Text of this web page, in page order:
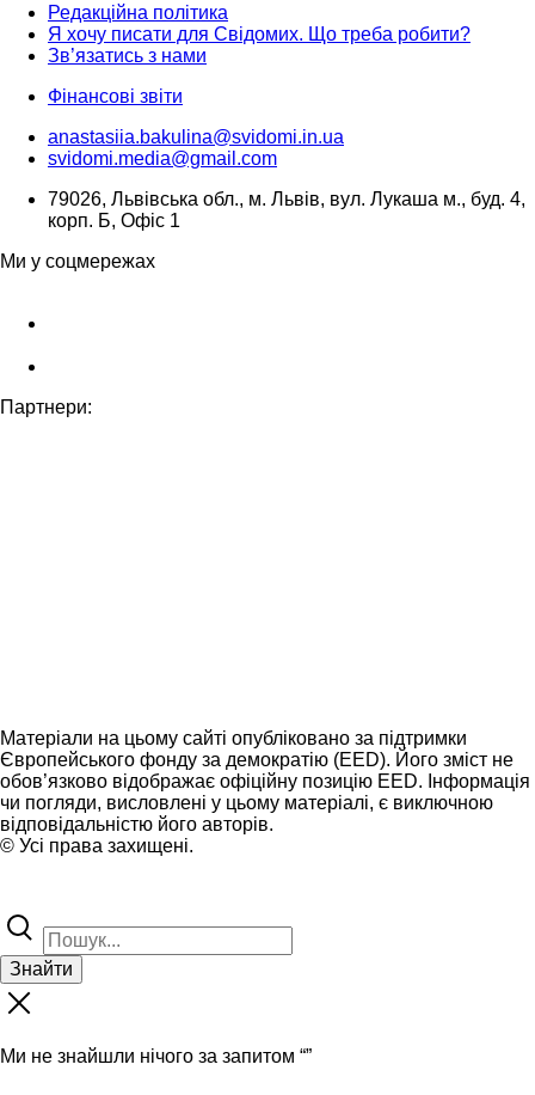
Редакційна політика
Я хочу писати для Свідомих. Що треба робити?
Зв’язатись з нами
Фінансові звіти
anastasiia.bakulina@svidomi.in.ua
svidomi.media@gmail.com
79026, Львівська обл., м. Львів, вул. Лукаша м., буд. 4,
корп. Б, Офіс 1
Ми у соцмережах
Партнери:
Матеріали на цьому сайті опубліковано за підтримки
Європейського фонду за демократію (EED). Його зміст не
обов’язково відображає офіційну позицію EED. Інформація
чи погляди, висловлені у цьому матеріалі, є виключною
відповідальністю його авторів.
© Усі права захищені.
Знайти
Ми не знайшли нічого за запитом “”